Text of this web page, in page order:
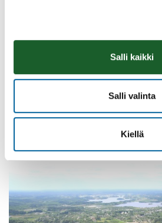
Salli kaikki
Salli valinta
Kiellä
lavatanssit
23:30
Poltinkosken lava,